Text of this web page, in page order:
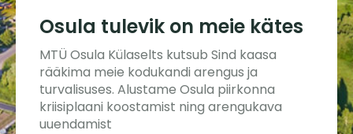
Osula tulevik on meie kätes
MTÜ Osula Külaselts kutsub Sind kaasa
rääkima meie kodukandi arengus ja
turvalisuses. Alustame Osula piirkonna
kriisiplaani koostamist ning arengukava
uuendamist